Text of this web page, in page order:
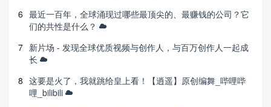
6 最近一百年，全球涌现过哪些最顶尖的、最赚钱的公司？它
们的共性是什么？
7 新片场 - 发现全球优质视频与创作人，与百万创作人一起成
长
8 这要是火了，我就跳给皇上看！【逍遥】原创编舞_哔哩哔
哩_bilibili